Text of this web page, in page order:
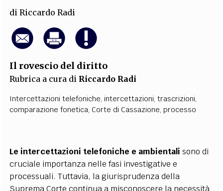
diRiccardo Radi
Il rovescio del diritto
Rubrica a cura di Riccardo Radi
Intercettazioni telefoniche, intercettazioni,trascrizioni,
comparazione fonetica, Corte di Cassazione, processo
Le intercettazioni telefoniche e ambientali sono di
cruciale importanza nelle fasi investigative e
processuali. Tuttavia, la giurisprudenza della
Suprema Corte continua a misconoscere la necessità